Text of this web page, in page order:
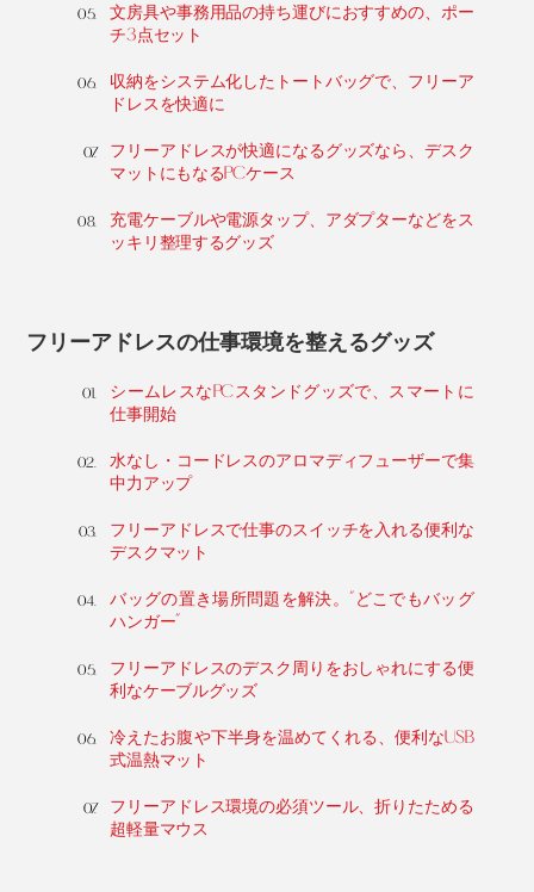
文房具や事務用品の持ち運びにおすすめの、ポー
チ3点セット
収納をシステム化したトートバッグで、フリーア
ドレスを快適に
フリーアドレスが快適になるグッズなら、デスク
マットにもなるPCケース
充電ケーブルや電源タップ、アダプターなどをス
ッキリ整理するグッズ
フリーアドレスの仕事環境を整えるグッズ
シームレスなPCスタンドグッズで、スマートに
仕事開始
水なし・コードレスのアロマディフューザーで集
中力アップ
フリーアドレスで仕事のスイッチを入れる便利な
デスクマット
バッグの置き場所問題を解決。“どこでもバッグ
ハンガー”
フリーアドレスのデスク周りをおしゃれにする便
利なケーブルグッズ
冷えたお腹や下半身を温めてくれる、便利なUSB
式温熱マット
フリーアドレス環境の必須ツール、折りたためる
超軽量マウス